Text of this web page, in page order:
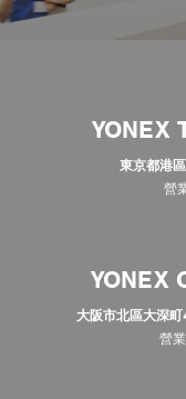
YONEX
東京都港
營
YONEX
大阪市北區大深
營